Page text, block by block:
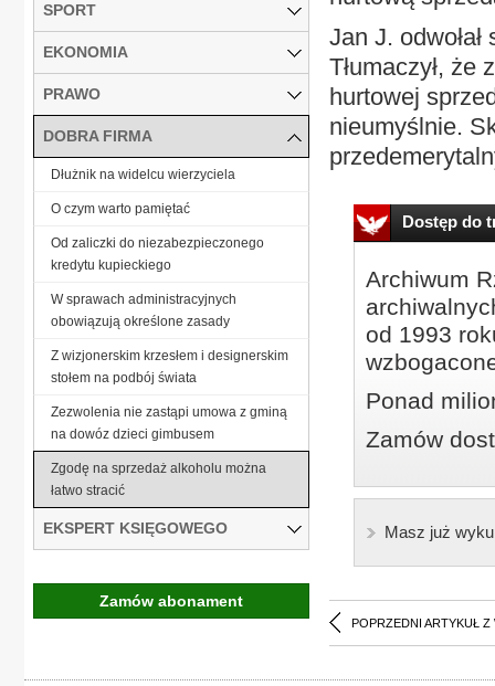
Jan J.
Tłumaczył, że
hurtowej
nieumyślnie.
Dostęp do
Archiwum
od 1993
Ponad
Zamów
Masz już
POPRZEDNI ARTYKUŁ Z
SPORT
EKONOMIA
PRAWO
DOBRA FIRMA
Dłużnik na widelcu wierzyciela
O czym warto pamiętać
Od zaliczki do niezabezpieczonego
kredytu kupieckiego
W sprawach administracyjnych
obowiązują określone zasady
Z wizjonerskim krzesłem i designerskim
stołem na podbój świata
Zezwolenia nie zastąpi umowa z gminą
na dowóz dzieci gimbusem
Zgodę na sprzedaż alkoholu można
łatwo stracić
EKSPERT KSIĘGOWEGO
Zamów abonament